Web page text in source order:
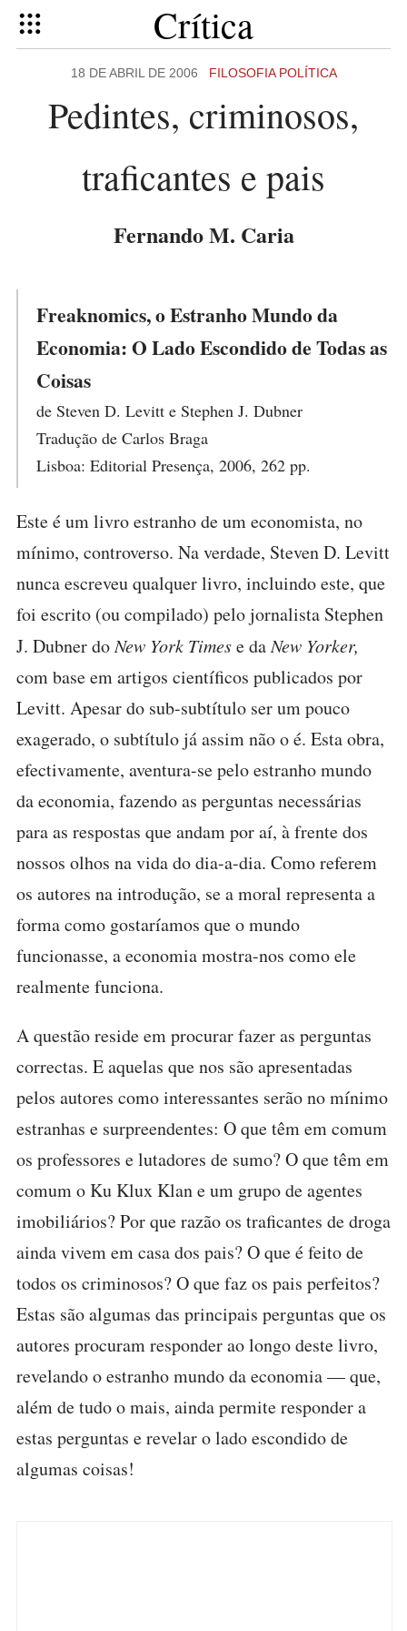
Crítica
18 DE ABRIL DE 2006 FILOSOFIA POLÍTICA
Pedintes, criminosos,
traficantes e pais
Fernando M. Caria
Freaknomics, o Estranho Mundo da
Economia: O Lado Escondido de Todas as
Coisas
de Steven D. Levitt e Stephen J. Dubner
Tradução de Carlos Braga
Lisboa: Editorial Presença, 2006, 262 pp.
Este é um livro estranho de um economista, no
mínimo, controverso. Na verdade, Steven D. Levitt
nunca escreveu qualquer livro, incluindo este, que
foi escrito (ou compilado) pelo jornalista Stephen
J. Dubner doNew York Timese daNew Yorker,
com base em artigos científicos publicados por
Levitt. Apesar do sub-subtítulo ser um pouco
exagerado, o subtítulo já assim não o é. Esta obra,
efectivamente, aventura-se pelo estranho mundo
da economia, fazendo as perguntas necessárias
para as respostas que andam por aí, à frente dos
nossos olhos na vida do dia-a-dia. Como referem
os autores na introdução, se a moral representa a
forma como gostaríamos que o mundo
funcionasse, a economia mostra-nos como ele
realmente funciona.
A questão reside em procurar fazer as perguntas
correctas. E aquelas que nos são apresentadas
pelos autores como interessantes serão no mínimo
estranhas e surpreendentes: O que têm em comum
os professores e lutadores de sumo? O que têm em
comum o Ku Klux Klan e um grupo de agentes
imobiliários? Por que razão os traficantes de droga
ainda vivem em casa dos pais? O que é feito de
todos os criminosos? O que faz os pais perfeitos?
Estas são algumas das principais perguntas que os
autores procuram responder ao longo deste livro,
revelando o estranho mundo da economia — que,
além de tudo o mais, ainda permite responder a
estas perguntas e revelar o lado escondido de
algumas coisas!